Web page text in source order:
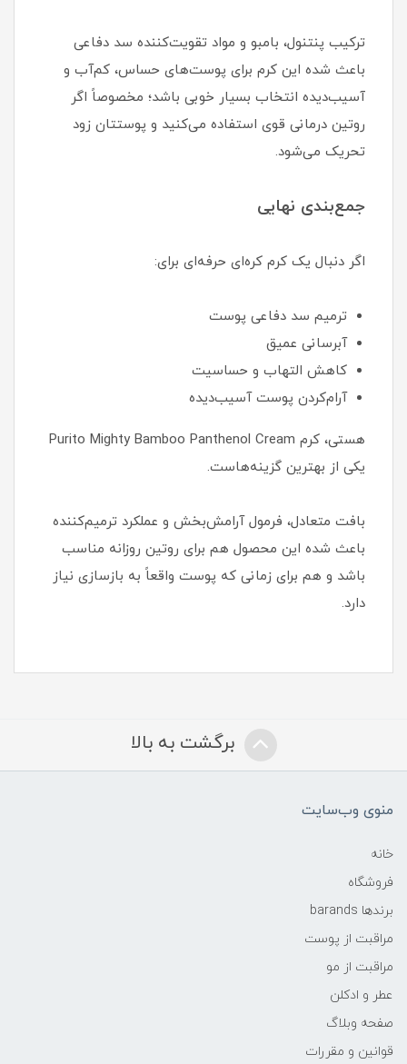
ترکیب پنتنول، بامبو و مواد تقویت‌کننده سد دفاعی
باعث شده این کرم برای پوست‌های حساس، کم‌آب و
آسیب‌دیده انتخاب بسیار خوبی باشد؛ مخصوصاً اگر
روتین درمانی قوی استفاده می‌کنید و پوستتان زود
تحریک می‌شود.
جمع‌بندی نهایی
اگر دنبال یک کرم کره‌ای حرفه‌ای برای:
ترمیم سد دفاعی پوست
آبرسانی عمیق
کاهش التهاب و حساسیت
آرام‌کردن پوست آسیب‌دیده
هستی، کرم Purito Mighty Bamboo Panthenol Cream
یکی از بهترین گزینه‌هاست.
بافت متعادل، فرمول آرامش‌بخش و عملکرد ترمیم‌کننده
باعث شده این محصول هم برای روتین روزانه مناسب
باشد و هم برای زمانی که پوست واقعاً به بازسازی نیاز
دارد.
برگشت به بالا
منوی وب‌سایت
خانه
فروشگاه
برندها barands
مراقبت از پوست
مراقبت از مو
عطر و ادکلن
صفحه وبلاگ
قوانین و مقررات